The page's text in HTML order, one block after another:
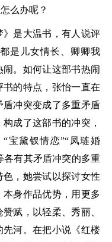
么办呢？
是大温书，有人说评
是儿女情长、卿卿我
。如何让这部书热闹
的特点，张怡一直在
冲突变成了多重矛盾
成了这部书的冲突，
宝黛钗情恋”“凤琏婚
各有其矛盾冲突的多重
，她尝试以探讨女性
身作品优势，用更多
赋，以轻柔、秀丽、
河。在把小说《红楼